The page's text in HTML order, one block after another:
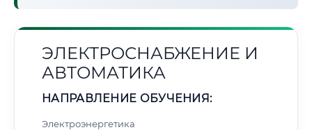
ЭЛЕКТРОСНАБЖЕНИЕ И
АВТОМАТИКА
НАПРАВЛЕНИЕ ОБУЧЕНИЯ:
Электроэнергетика